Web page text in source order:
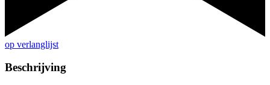
op verlanglijst
Beschrijving